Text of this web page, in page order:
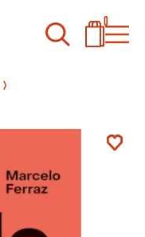
0